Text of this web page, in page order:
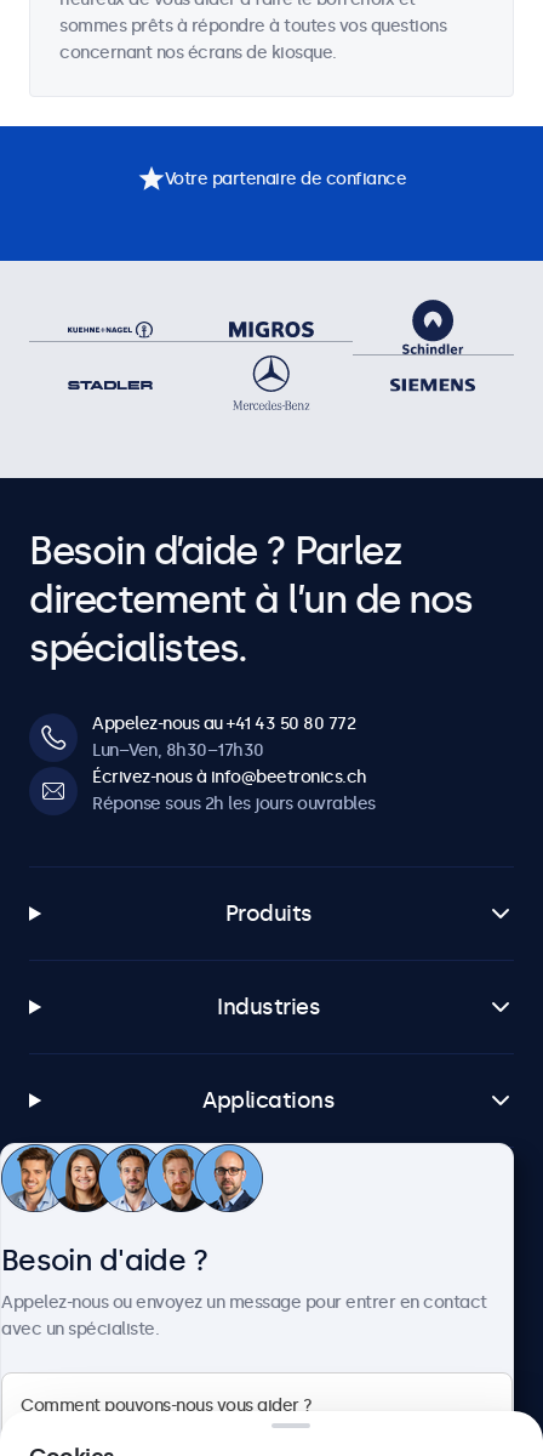
sommes prêts à répondre à toutes vos questions
concernant nos écrans de kiosque.
Votre partenaire de confiance
Besoin d’aide ? Parlez
directement à l’un de nos
spécialistes.
Appelez-nous au +41 43 50 80 772
Lun–Ven, 8h30–17h30
Écrivez-nous à info@beetronics.ch
Réponse sous 2h les jours ouvrables
Produits
Industries
Applications
Service client
Besoin d'aide ?
Appelez-nous ou envoyez un message pour entrer en contact
avec un spécialiste.